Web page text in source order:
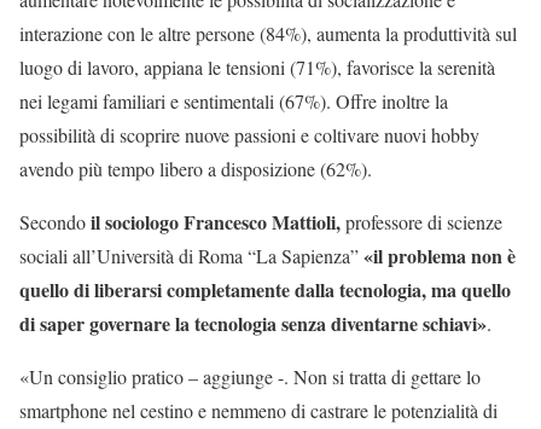
interazione con le altre persone (84%), aumenta la produttività sul
luogo di lavoro, appiana le tensioni (71%), favorisce la serenità
nei legami familiari e sentimentali (67%). Offre inoltre la
possibilità di scoprire nuove passioni e coltivare nuovi hobby
avendo più tempo libero a disposizione (62%).
Secondoil sociologo Francesco Mattioli,professore di scienze
sociali all’Università di Roma “La Sapienza”«il problema non è
quello di liberarsi completamente dalla tecnologia, ma quello
di saper governare la tecnologia senza diventarne schiavi».
«Un consiglio pratico – aggiunge -. Non si tratta di gettare lo
smartphone nel cestino e nemmeno di castrare le potenzialità di